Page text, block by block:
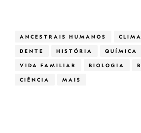
ANCESTRAIS HUMANOS
DENTE HISTÓRIA QUÍMICA
VIDA FAMILIAR BIOLOGIA
CIÊNCIA MAIS